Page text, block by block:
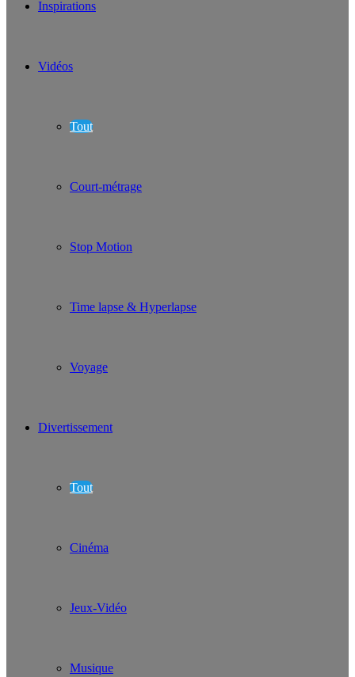
Inspirations
Vidéos
Tout
Court-métrage
Stop Motion
Time lapse & Hyperlapse
Voyage
Divertissement
Tout
Cinéma
Jeux-Vidéo
Musique